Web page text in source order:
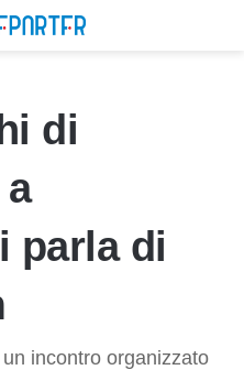
di
parla di
incontro organizzato